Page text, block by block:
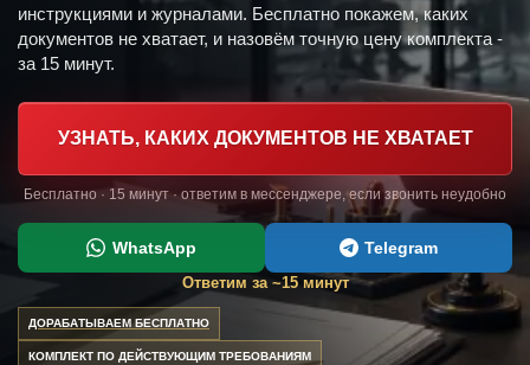
инструкциями и журналами. Бесплатно покажем, каких
документов не хватает, и назовём точную цену комплекта -
за 15 минут.
УЗНАТЬ, КАКИХ ДОКУМЕНТОВ НЕ ХВАТАЕТ
Бесплатно · 15 минут · ответим в мессенджере, если звонить неудобно
WhatsApp Telegram
Ответим за ~15 минут
ДОРАБАТЫВАЕМ БЕСПЛАТНО
КОМПЛЕКТ ПО ДЕЙСТВУЮЩИМ ТРЕБОВАНИЯМ